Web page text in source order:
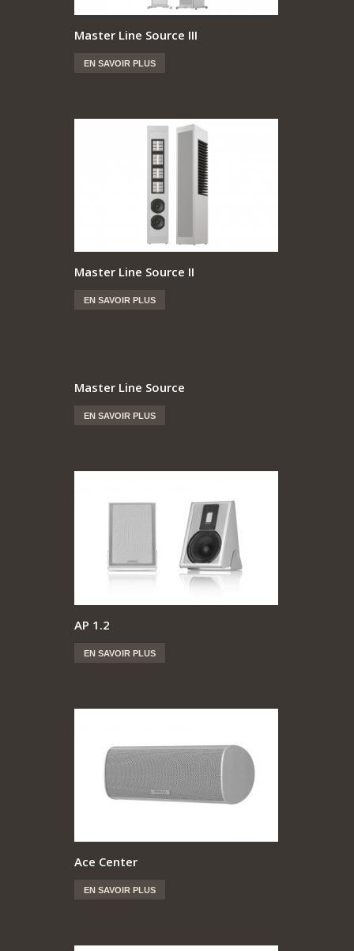
Master Line Source III
EN SAVOIR PLUS
Master Line Source II
EN SAVOIR PLUS
Master Line Source
EN SAVOIR PLUS
AP 1.2
EN SAVOIR PLUS
Ace Center
EN SAVOIR PLUS